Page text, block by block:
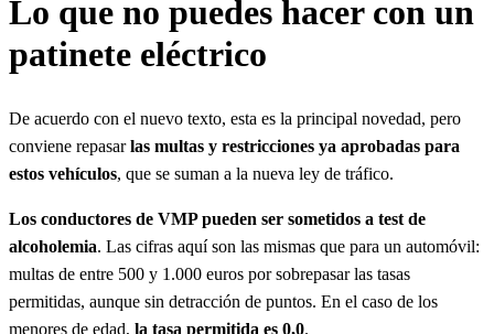
Lo que no puedes hacer con un
patinete eléctrico
De acuerdo con el nuevo texto, esta es la principal novedad, pero
conviene repasarlas multas y restricciones ya aprobadas para
estos vehículos, que se suman a la nueva ley de tráfico.
Los conductores de VMP pueden ser sometidos a test de
alcoholemia. Las cifras aquí son las mismas que para un automóvil:
multas de entre 500 y 1.000 euros por sobrepasar las tasas
permitidas, aunque sin detracción de puntos. En el caso de los
menores de edad, la tasa permitida es 0,0.